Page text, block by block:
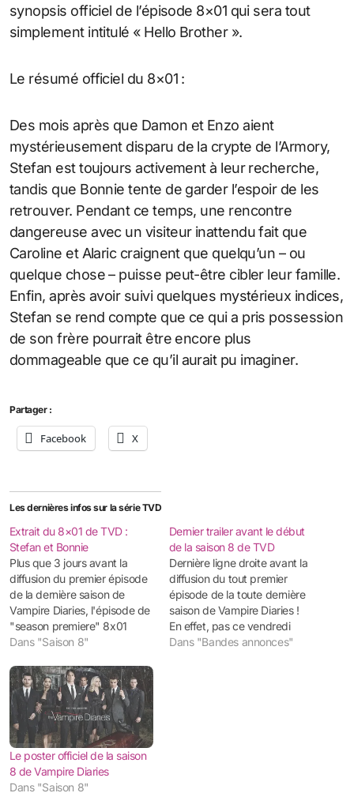
synopsis officiel de l’épisode 8×01 qui sera tout
simplement intitulé « Hello Brother ».
Le résumé officiel du 8×01 :
Des mois après que Damon et Enzo aient
mystérieusement disparu de la crypte de l’Armory,
Stefan est toujours activement à leur recherche,
tandis que Bonnie tente de garder l’espoir de les
retrouver. Pendant ce temps, une rencontre
dangereuse avec un visiteur inattendu fait que
Caroline et Alaric craignent que quelqu’un – ou
quelque chose – puisse peut-être cibler leur famille.
Enfin, après avoir suivi quelques mystérieux indices,
Stefan se rend compte que ce qui a pris possession
de son frère pourrait être encore plus
dommageable que ce qu’il aurait pu imaginer.
Partager :
Facebook X
Les dernières infos sur la série TVD
Extrait du 8×01 de TVD :
Stefan et Bonnie
Plus que 3 jours avant la
diffusion du premier épisode
de la dernière saison de
Vampire Diaries, l'épisode de
"season premiere" 8x01
intitulé "Hello, Brother" sera
21 octobre aux USA sur la
chaîne CW ! Aujourd'hui, la
chaîne vient de publier un
tout premier extrait…
Dans "Saison 8"
Dernier trailer avant le début
de la saison 8 de TVD
Dernière ligne droite avant la
diffusion du tout premier
épisode de la toute dernière
saison de Vampire Diaries !
En effet, pas ce vendredi
mais l'autre, c'est à dire le 21
Dans "Bandes annonces"
Le poster officiel de la saison
8 de Vampire Diaries
Dans "Saison 8"